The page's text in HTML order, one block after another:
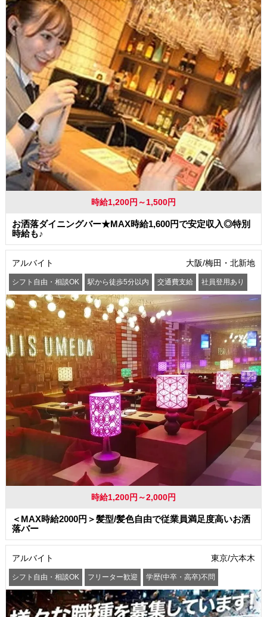
時給1,200円～1,500円
お洒落ダイニングバー★MAX時給1,600円で安定収入◎特別
時給も♪
アルバイト 大阪/梅田・北新地
シフト自由・相談OK 駅から徒歩5分以内 交通費支給 社員登用あり
時給1,200円～2,000円
＜MAX時給2000円＞髪型/髪色自由で従業員満足度高いお洒
落バー
アルバイト 東京/六本木
シフト自由・相談OK フリーター歓迎 学歴(中卒・高卒)不問
髪型・髪色自由 交通費支給